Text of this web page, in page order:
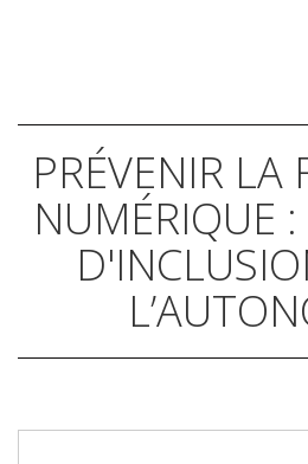
PRÉVENIR LA
NUMÉRIQUE :